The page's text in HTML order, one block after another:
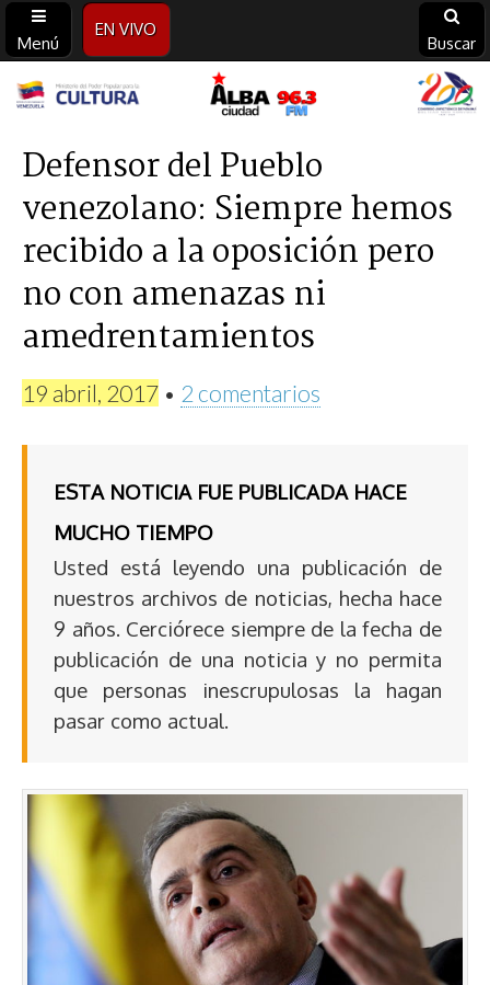
Menú
EN VIVO
Buscar
Alba
Ciudad
96.3
FM
Defensor del Pueblo
venezolano: Siempre hemos
recibido a la oposición pero
no con amenazas ni
amedrentamientos
19 abril, 2017 • 2 comentarios
ESTA NOTICIA FUE PUBLICADA HACE
MUCHO TIEMPO
Usted está leyendo una publicación de
nuestros archivos de noticias, hecha hace
9 años. Cerciórece siempre de la fecha de
publicación de una noticia y no permita
que personas inescrupulosas la hagan
pasar como actual.